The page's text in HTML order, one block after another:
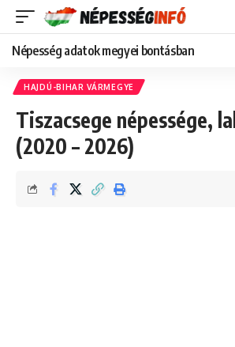
Népesség adatok megyei bontásban
HAJDÚ-BIHAR VÁRMEGYE
Tiszacsege népessége,
(2020 – 2026)